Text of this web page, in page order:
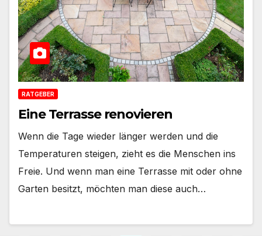
RATGEBER
Eine Terrasse renovieren
Wenn die Tage wieder länger werden und die
Temperaturen steigen, zieht es die Menschen ins
Freie. Und wenn man eine Terrasse mit oder ohne
Garten besitzt, möchten man diese auch…